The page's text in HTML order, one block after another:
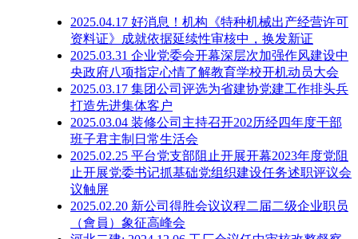
2025.04.17 好消息！机构《特​种机械出产经营许可
资料证》成就依据延续性审核中，换发新证
2025.03.31 企业党委会开幕深层次加强作风建设中
央政府八项指定心情了解教育学校开机动员大会
2025.03.17 集团公司评选为省建协党建工作排头兵
打造先进集体客户
2025.03.04 装修公司主持召开202历经四年度干部
班子君主制日常生活会
2025.02.25 平台党支部阻止开展开幕2023年度党阻
止开展党委书记抓基础党组织建设任务述职评议会
议触屏
2025.02.20 新公司得胜会议议程二届二级企业职员
（會員）象征高峰会